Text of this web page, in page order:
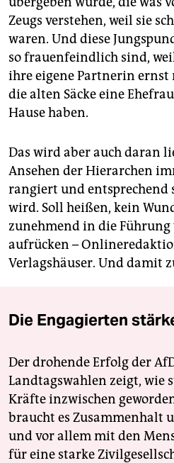
Zeugs verstehen, weil sie
waren. Und diese
so frauenfeindlich sind,
ihre eigene Partnerin
die alten Säcke eine
Hause haben.
Das wird aber auch daran
Ansehen der Hierarchen
rangiert und entsprechend
wird. Soll heißen, kein
zunehmend in die
aufrücken –
Verlagshäuser. Und damit
Die Engagierten
Der drohende Erfolg der
Landtagswahlen zeigt, wie
Kräfte inzwischen
braucht es Zusammenhalt
und vor allem mit den
für eine starke